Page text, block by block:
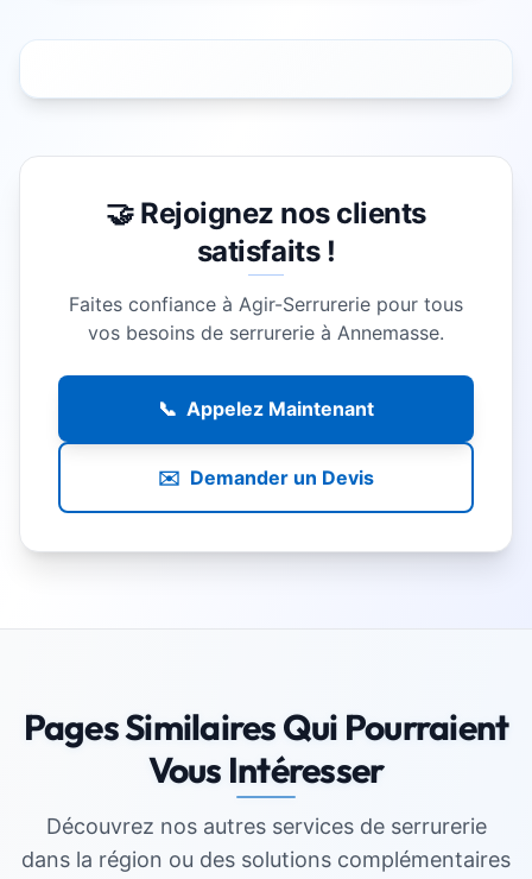
🤝 Rejoignez nos clients
satisfaits !
Faites confiance à Agir-Serrurerie pour tous
vos besoins de serrurerie à Annemasse.
📞 Appelez Maintenant
✉️ Demander un Devis
Pages Similaires Qui Pourraient
Vous Intéresser
Découvrez nos autres services de serrurerie
dans la région ou des solutions complémentaires